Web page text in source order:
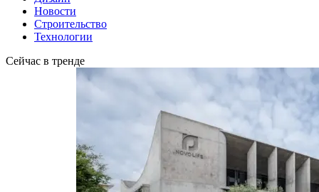
Новости
Строительство
Технологии
Сейчас в тренде